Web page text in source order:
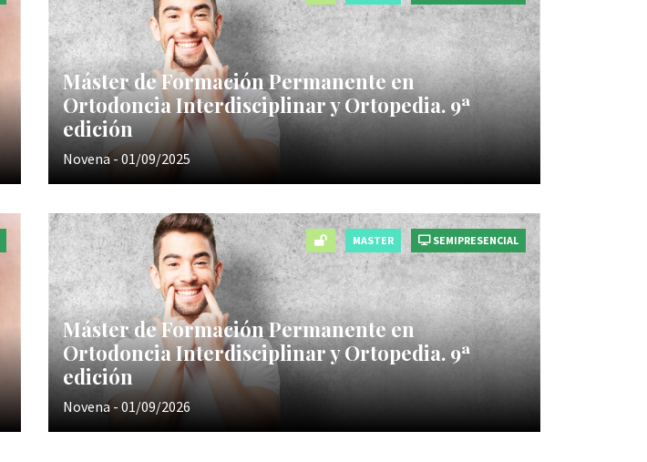
Máster de Formación Permanente en
Ortodoncia Interdisciplinar y Ortopedia. 9ª
edición
Novena - 01/09/2025
MASTER SEMIPRESENCIAL
Máster de Formación Permanente en
Ortodoncia Interdisciplinar y Ortopedia. 9ª
edición
Novena - 01/09/2026